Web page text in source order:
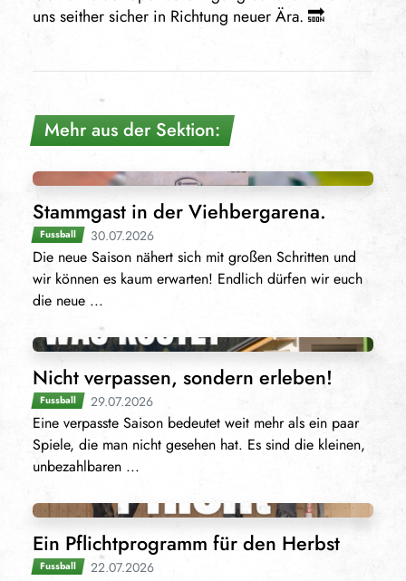
uns seither sicher in Richtung neuer Ära. 🔜
Mehr aus der Sektion:
Stammgast in der Viehbergarena.
Fussball 30.07.2026
Die neue Saison nähert sich mit großen Schritten und
wir können es kaum erwarten! Endlich dürfen wir euch
die neue ...
Nicht verpassen, sondern erleben!
Fussball 29.07.2026
Eine verpasste Saison bedeutet weit mehr als ein paar
Spiele, die man nicht gesehen hat. Es sind die kleinen,
unbezahlbaren ...
Ein Pflichtprogramm für den Herbst
Fussball 22.07.2026